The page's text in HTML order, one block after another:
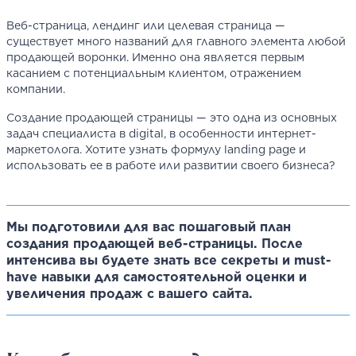
Веб-страница, лендинг или целевая страница —
существует много названий для главного элемента любой
продающей воронки. Именно она является первым
касанием с потенциальным клиентом, отражением
компании.
Создание продающей страницы — это одна из основных
задач специалиста в digital, в особенности интернет-
маркетолога. Хотите узнать формулу landing page и
использовать ее в работе или развитии своего бизнеса?
Мы подготовили для вас пошаговый план
создания продающей веб-страницы. После
интенсива вы будете знать все секреты и must-
have навыки для самостоятельной оценки и
увеличения продаж с вашего сайта.